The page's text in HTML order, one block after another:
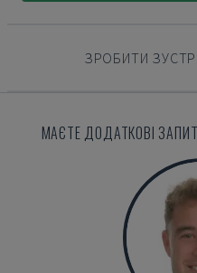
ЗРОБИТИ
МАЄТЕ ДОДАТКОВІ